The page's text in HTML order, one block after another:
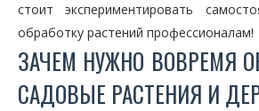
стоит экспериментировать
обработку растений профессионалам!
ЗАЧЕМ НУЖНО ВОВРЕМЯ
САДОВЫЕ РАСТЕНИЯ И